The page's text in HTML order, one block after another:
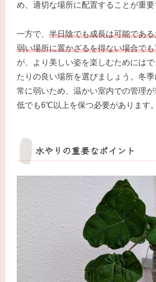
め、適切な場所に配置することが重要
一方で、 半日陰でも成長は可能であ
弱い場所に置かざるを得ない場合で
が、より美しい姿を楽しむためには
たりの良い場所を選びましょう。冬
常に弱いため、温かい室内での管理
低でも6℃以上を保つ必要があります。
水やりの重要なポイント